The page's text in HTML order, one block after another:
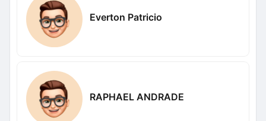
Everton Patricio
RAPHAEL ANDRADE